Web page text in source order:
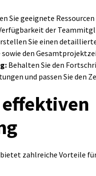
Sie geeignete
der
Sie einen
den
Behalten Sie den
und passen Sie den
zahlreiche Vorteile